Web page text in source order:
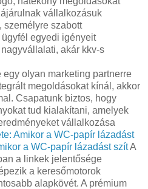
vállalkozásuk
személyre szabott
egyedi igényeit
akár kkv-s
olyan marketing partnerre
megoldásokat kínál, akkor
Csapatunk biztos, hogy
tud kialakítani, amelyek
vállalkozása
Amikor a WC-papír lázadást
a WC-papír lázadást szítA
a linkek jelentősége
a keresőmotorok
alapkövét. A prémium